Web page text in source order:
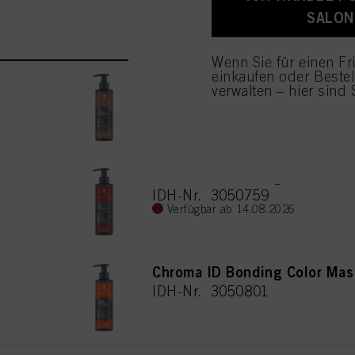
Chroma ID Bonding Color
IDH-Nr. 3050757
IDH-Nr. 3050759
Verfügbar ab 14.08.2026
Chroma ID Bonding Color
IDH-Nr. 3050801
SALON
Wenn Sie für einen
einkaufen oder
verwalten – hier sind
angezeigt und sie
stimmen Sie der
Sie auf "Ablehnen"